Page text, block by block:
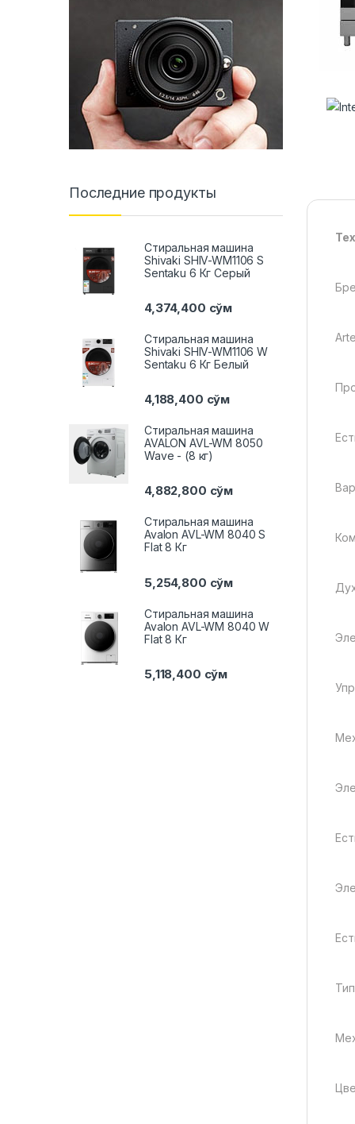
Последние продукты
Стиральная машина
Shivaki SHIV-WM1106 S
Sentaku 6 Кг Серый
4,374,400 сўм
Стиральная машина
Shivaki SHIV-WM1106 W
Sentaku 6 Кг Белый
4,188,400 сўм
Стиральная машина
AVALON AVL-WM 8050
Wave - (8 кг)
4,882,800 сўм
Стиральная машина
Avalon AVL-WM 8040 S
Flat 8 Кг
5,254,800 сўм
Стиральная машина
Avalon AVL-WM 8040 W
Flat 8 Кг
5,118,400 сўм